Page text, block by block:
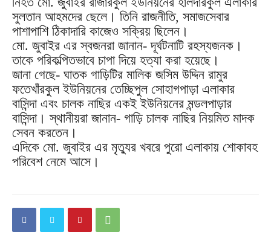
সুলতান আহমদের ছেলে। তিনি রাজনীতি, সমাজসেবার
পাশাপাশি ঠিকাদারি কাজেও সক্রিয় ছিলেন।
মো. জুবাইর এর স্বজনরা জানান- দূর্ঘটনাটি রহস্যজনক।
তাকে পরিকল্পিতভাবে চাপা দিয়ে হত্যা করা হয়েছে।
জানা গেছে- ঘাতক গাড়িটির মালিক জসিম উদ্দিন রামুর
ফতেখাঁরকুল ইউনিয়নের তেচ্ছিপুল সোহাগপাড়া এলাকার
বাসিন্দা এবং চালক নাছির একই ইউনিয়নের মন্ডলপাড়ার
বাসিন্দা। স্থানীয়রা জানান- গাড়ি চালক নাছির নিয়মিত মাদক
সেবন করতেন।
এদিকে মো. জুবাইর এর মৃত্যুর খবরে পুরো এলাকায় শোকাবহ
পরিবেশ নেমে আসে।